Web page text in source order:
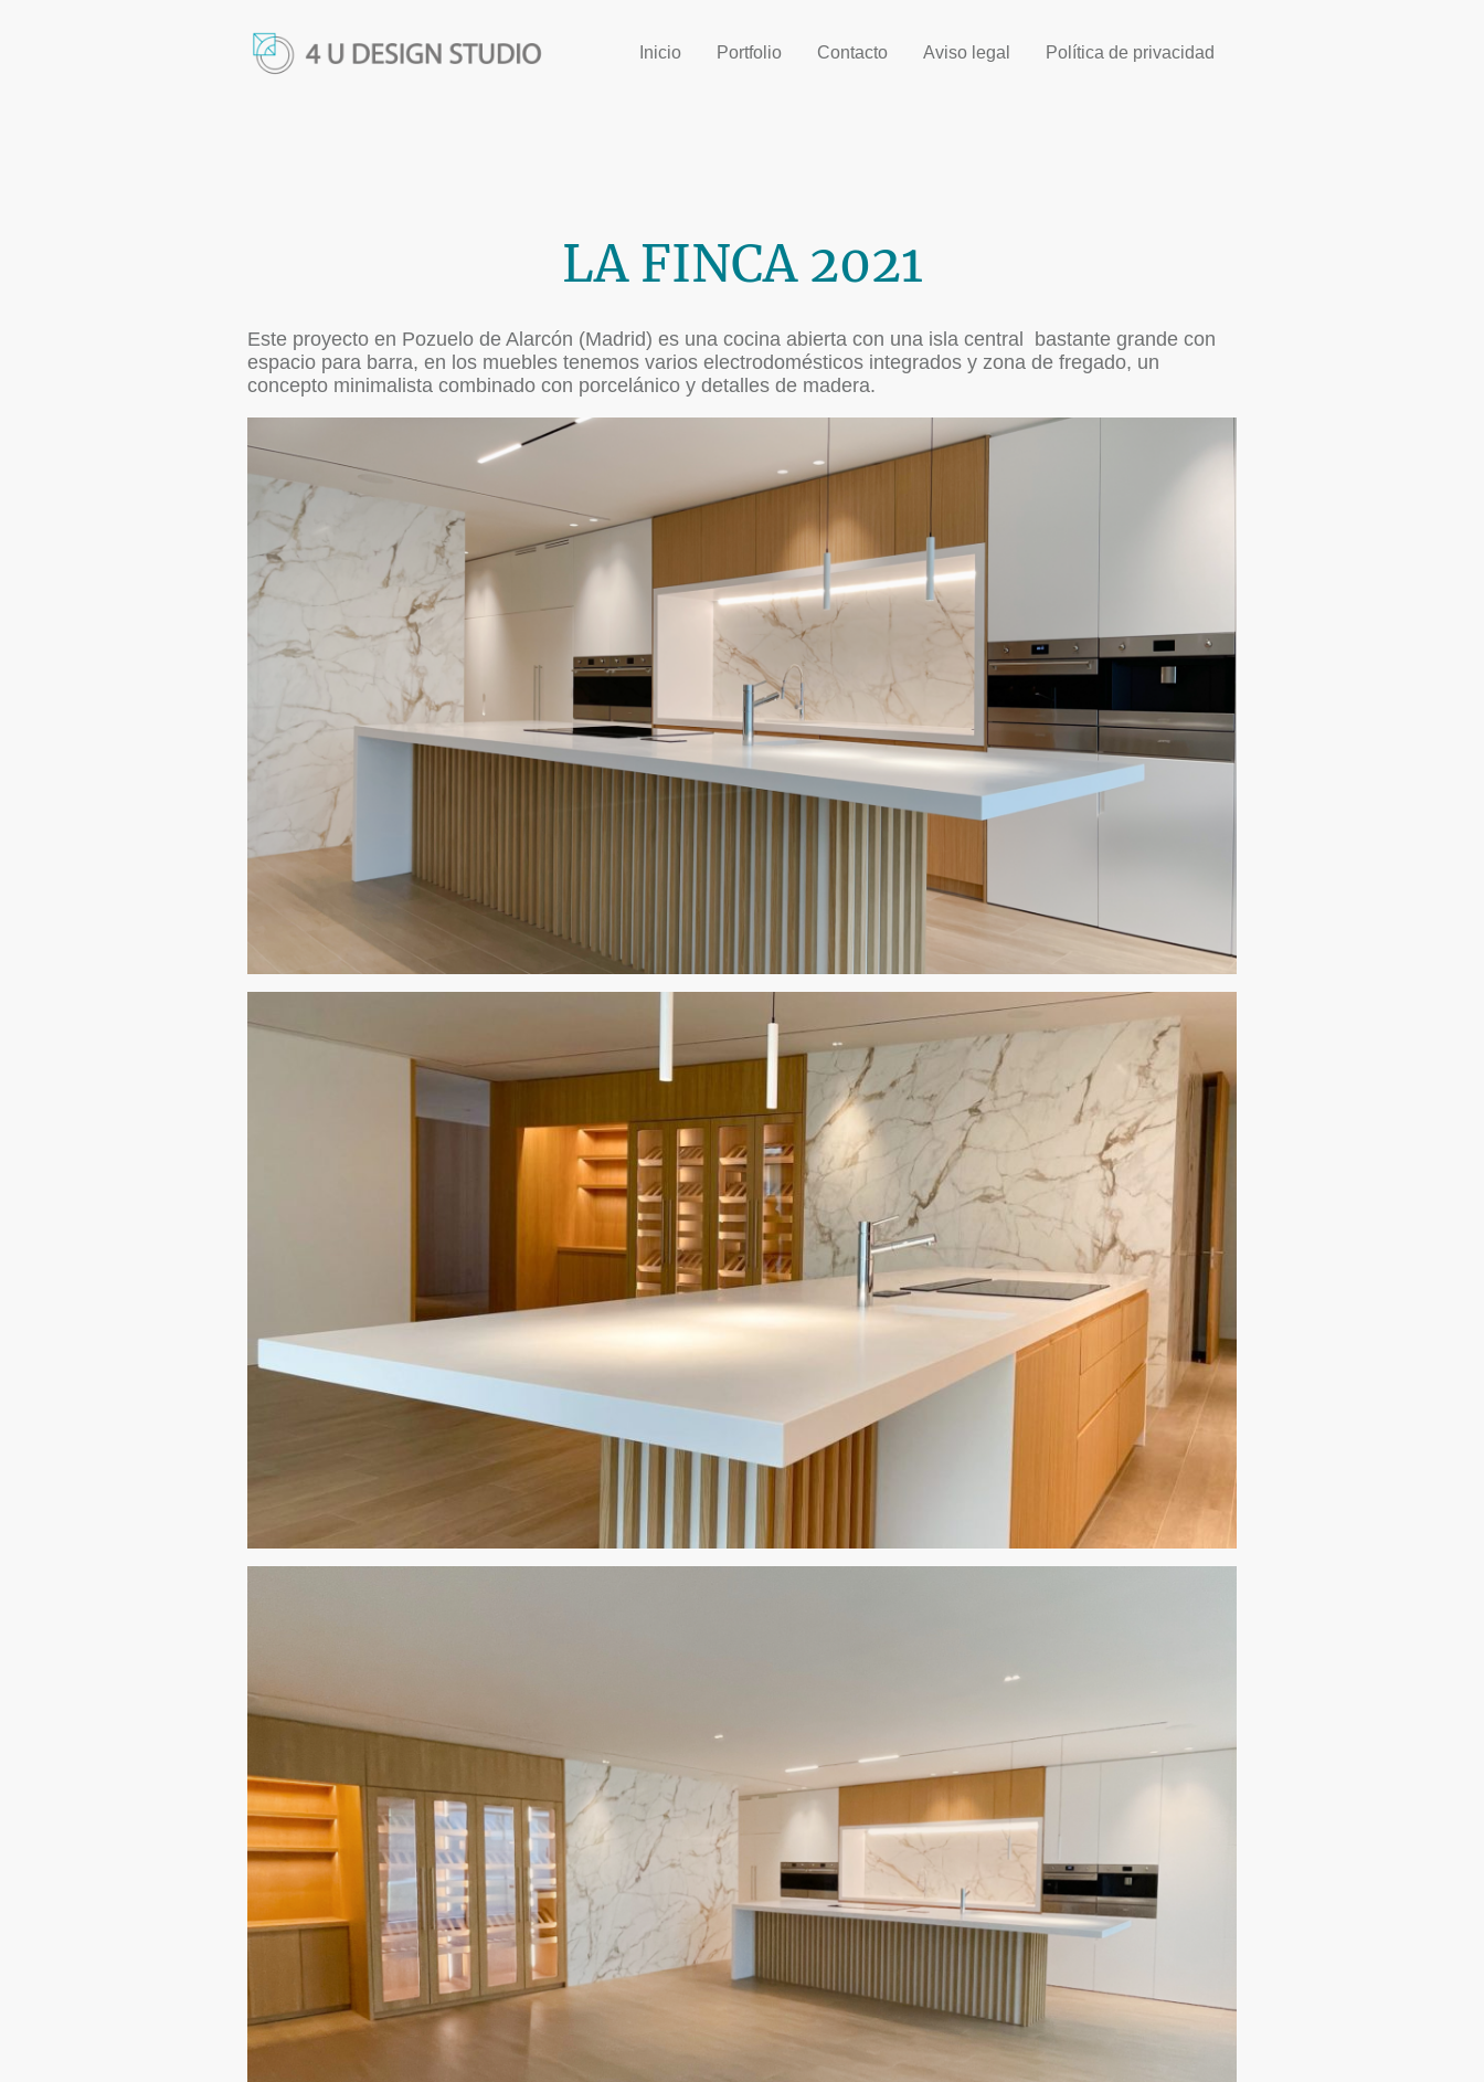
Inicio Portfolio Contacto Aviso legal Política de privacidad
LA FINCA 2021
Este proyecto en Pozuelo de Alarcón (Madrid) es una cocina abierta con una isla central bastante grande con
espacio para barra, en los muebles tenemos varios electrodomésticos integrados y zona de fregado, un
concepto minimalista combinado con porcelánico y detalles de madera.